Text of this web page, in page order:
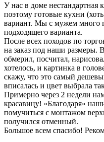
У нас в доме нестандартная
поэтому готовые кухни
вариант. Мы с мужем много
подходящего варианта.
После всех походов по
на заказ под наши размеры.
обмерил, посчитал,
хотелось, и картинка в
скажу, что это самый
вписалась и цвет выбрала
Примерно через 2 недели
красавицу! «Благодаря»
помучиться с монтажом
получился отменный.
Большое всем спасибо!